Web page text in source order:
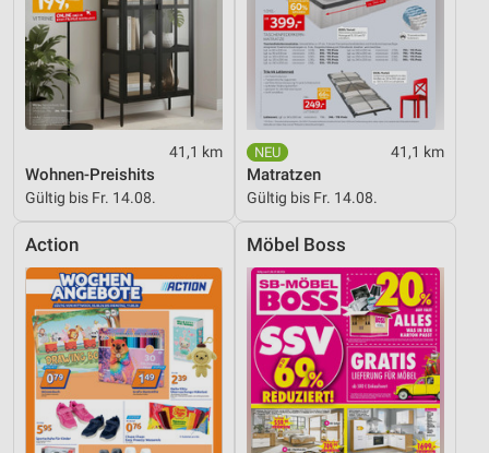
41,1 km
Wohnen-Preishits
Gültig bis Fr. 14.08.
41,1 km
Matratzen
Gültig bis Fr. 14.08.
Action Möbel Boss